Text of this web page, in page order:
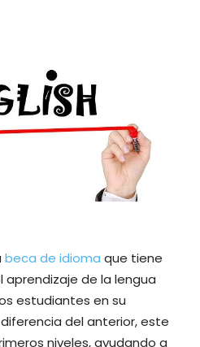
beca de idioma que tiene
de la lengua
estudiantes en su
del anterior, este
niveles, ayudando a